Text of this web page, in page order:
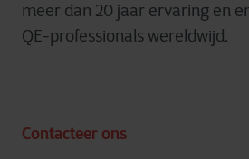
meer dan 20 jaar ervaring en
QE-professionals wereldwijd.
Contacteer ons